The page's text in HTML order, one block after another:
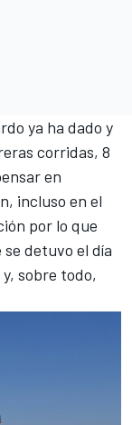
ya ha dado y
corridas, 8
en
incluso en el
por lo que
detuvo el día
sobre todo,